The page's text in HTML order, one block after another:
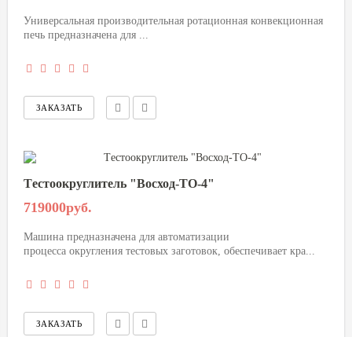
Универсальная производительная ротационная конвекционная
печь предназначена для ...
Tестоокруглитель "Восход-ТО-4"
719000руб.
Машина предназначена для автоматизации
процесса округления тестовых заготовок, обеспечивает кра...